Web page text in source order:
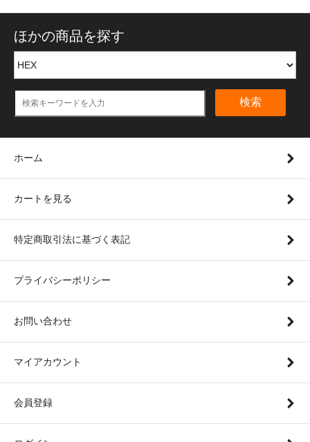
ほかの商品を探す
検索
ホーム
カートを見る
特定商取引法に基づく表記
プライバシーポリシー
お問い合わせ
マイアカウント
会員登録